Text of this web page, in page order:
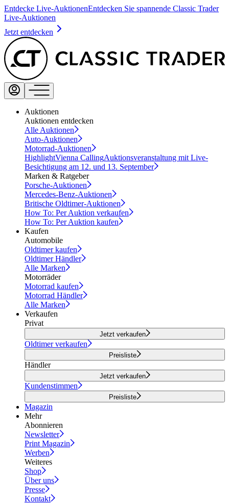
Entdecke Live-AuktionenEntdecken Sie spannende Classic Trader
Live-Auktionen
Jetzt entdecken
Auktionen
Auktionen entdecken
Alle Auktionen
Auto-Auktionen
Motorrad-Auktionen
HighlightVienna CallingAuktionsveranstaltung mit Live-
Besichtigung am 12. und 13. September
Marken & Ratgeber
Porsche-Auktionen
Mercedes-Benz-Auktionen
Britische Oldtimer-Auktionen
How To: Per Auktion verkaufen
How To: Per Auktion kaufen
Kaufen
Automobile
Oldtimer kaufen
Oldtimer Händler
Alle Marken
Motorräder
Motorrad kaufen
Motorrad Händler
Alle Marken
Verkaufen
Privat
Jetzt verkaufen
Oldtimer verkaufen
Preisliste
Händler
Jetzt verkaufen
Kundenstimmen
Preisliste
Magazin
Mehr
Abonnieren
Newsletter
Print Magazin
Werben
Weiteres
Shop
Über uns
Presse
Kontakt